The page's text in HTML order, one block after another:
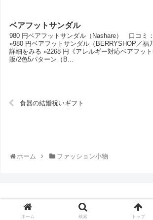
ベアフットサンダル
980 円ベアフットサンダル（Nashare） 口コミ
»980 円ベアフットサンダル（BERRYSHOP／
詳細をみる »2268 円《アレルギー対応ベアフッ
販/2色5パターン（B...
食器の結婚祝いギフト
ホーム ファッション小物
© 2014-2026 通販口コミランキ
ホーム 検索 トップ